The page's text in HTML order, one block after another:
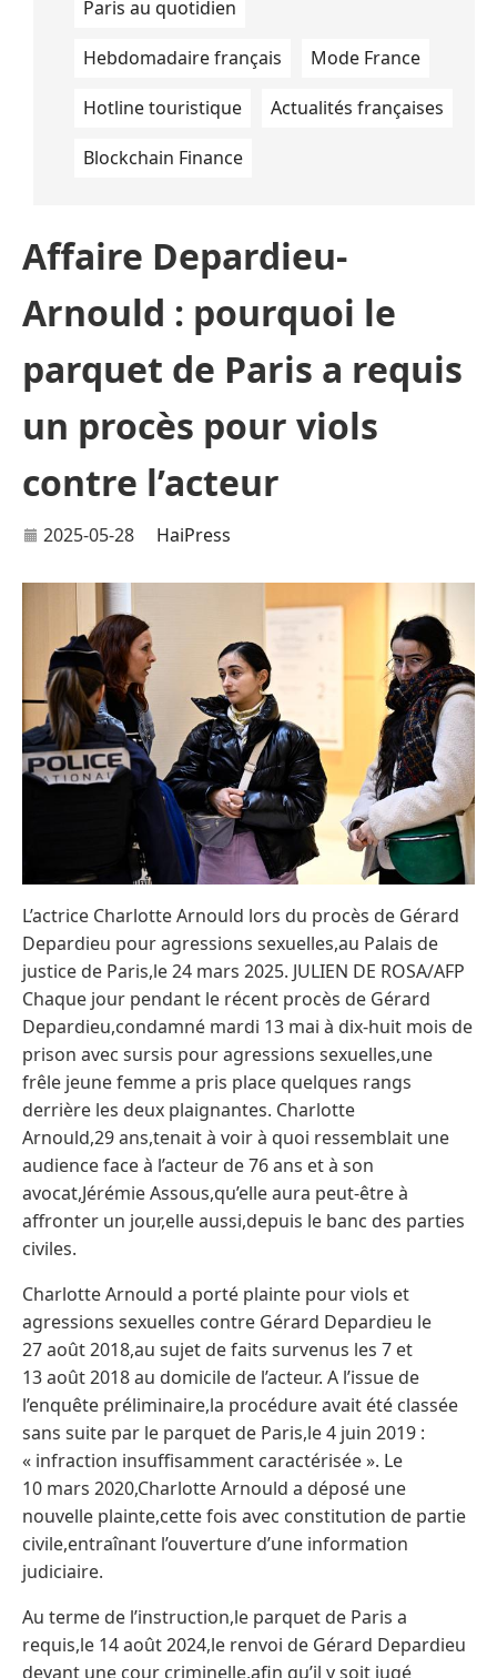
Paris au quotidien
Hebdomadaire français Mode France
Hotline touristique Actualités françaises
Blockchain Finance
Affaire Depardieu-
Arnould : pourquoi le
parquet de Paris a requis
un procès pour viols
contre l’acteur
2025-05-28 HaiPress
L’actrice Charlotte Arnould lors du procès de Gérard
Depardieu pour agressions sexuelles,au Palais de
justice de Paris,le 24 mars 2025. JULIEN DE ROSA/AFP
Chaque jour pendant le récent procès de Gérard
Depardieu,condamné mardi 13 mai à dix-huit mois de
prison avec sursis pour agressions sexuelles,une
frêle jeune femme a pris place quelques rangs
derrière les deux plaignantes. Charlotte
Arnould,29 ans,tenait à voir à quoi ressemblait une
audience face à l’acteur de 76 ans et à son
avocat,Jérémie Assous,qu’elle aura peut-être à
affronter un jour,elle aussi,depuis le banc des parties
civiles.
Charlotte Arnould a porté plainte pour viols et
agressions sexuelles contre Gérard Depardieu le
27 août 2018,au sujet de faits survenus les 7 et
13 août 2018 au domicile de l’acteur. A l’issue de
l’enquête préliminaire,la procédure avait été classée
sans suite par le parquet de Paris,le 4 juin 2019 :
« infraction insuffisamment caractérisée ». Le
10 mars 2020,Charlotte Arnould a déposé une
nouvelle plainte,cette fois avec constitution de partie
civile,entraînant l’ouverture d’une information
judiciaire.
Au terme de l’instruction,le parquet de Paris a
requis,le 14 août 2024,le renvoi de Gérard Depardieu
devant une cour criminelle,afin qu’il y soit jugé